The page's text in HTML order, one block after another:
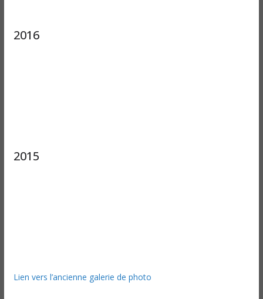
2016
2015
Lien vers l’ancienne galerie de photo